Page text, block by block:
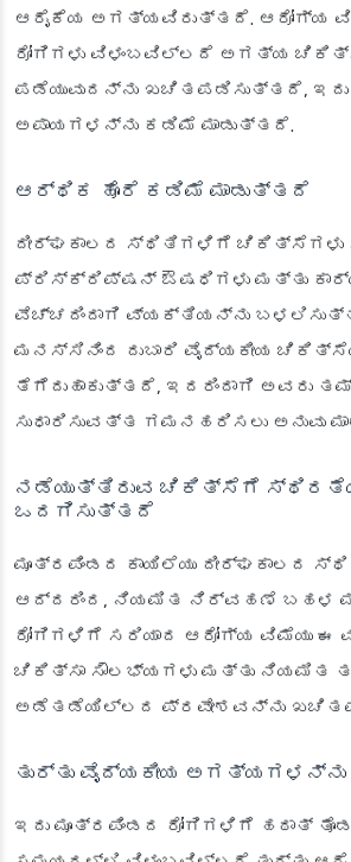
ಆರೈಕೆಯ ಅಗತ್ಯವಿರುತ್ತದೆ. ಆರೋಗ್ಯ
ರೋಗಿಗಳು ವಿಳಂಬವಿಲ್ಲದೆ ಅಗತ್ಯ
ಪಡೆಯುವುದನ್ನು ಖಚಿತಪಡಿಸುತ್ತದೆ,
ಅಪಾಯಗಳನ್ನು ಕಡಿಮೆ ಮಾಡುತ್ತದೆ.
ಆರ್ಥಿಕ ಹೊರೆ ಕಡಿಮೆ ಮಾಡುತ್ತದೆ
ದೀರ್ಘಕಾಲದ ಸ್ಥಿತಿಗಳಿಗೆ ಚಿಕಿತ್ಸೆಗಳು
ಪ್ರಿಸ್ಕ್ರಿಪ್ಷನ್ ಔಷಧಿಗಳು ಮತ್ತು
ವೆಚ್ಚದಿಂದಾಗಿ ವ್ಯಕ್ತಿಯನ್ನು
ಮನಸ್ಸಿನಿಂದ ದುಬಾರಿ ವೈದ್ಯಕೀಯ
ತೆಗೆದುಹಾಕುತ್ತದೆ, ಇದರಿಂದಾಗಿ ಅವರು
ಸುಧಾರಿಸುವತ್ತ ಗಮನಹರಿಸಲು ಅನುವು
ನಡೆಯುತ್ತಿರುವ ಚಿಕಿತ್ಸೆಗೆ
ಒದಗಿಸುತ್ತದೆ
ಮೂತ್ರಪಿಂಡದ ಕಾಯಿಲೆಯು ದೀರ್ಘಕಾಲದ
ಆದ್ದರಿಂದ, ನಿಯಮಿತ ನಿರ್ವಹಣೆ ಬಹಳ
ರೋಗಿಗಳಿಗೆ ಸರಿಯಾದ ಆರೋಗ್ಯ ವಿಮೆಯು
ಚಿಕಿತ್ಸಾ ಸೌಲಭ್ಯಗಳು ಮತ್ತು ನಿಯಮಿತ
ಅಡೆತಡೆಯಿಲ್ಲದ ಪ್ರವೇಶವನ್ನು
ತುರ್ತು ವೈದ್ಯಕೀಯ
ಇದು ಮೂತ್ರಪಿಂಡದ ರೋಗಿಗಳಿಗೆ ಹಠಾತ್